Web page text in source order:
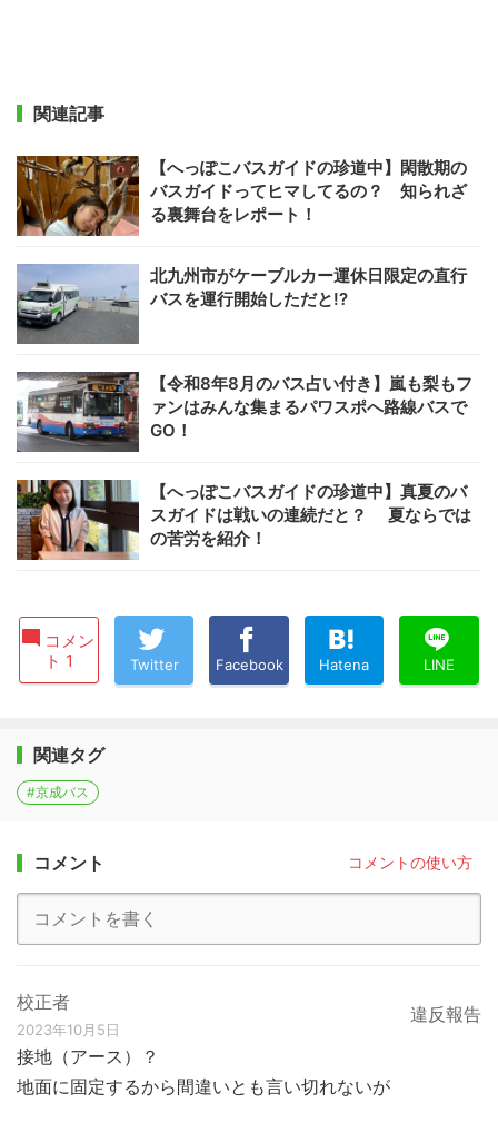
関連記事
【へっぽこバスガイドの珍道中】閑散期の
バスガイドってヒマしてるの？ 知られざ
る裏舞台をレポート！
北九州市がケーブルカー運休日限定の直行
バスを運行開始しただと!?
【令和8年8月のバス占い付き】嵐も梨もフ
ァンはみんな集まるパワスポへ路線バスで
GO！
【へっぽこバスガイドの珍道中】真夏のバ
スガイドは戦いの連続だと？ 夏ならでは
の苦労を紹介！
コメン
ト 1
Twitter Facebook Hatena LINE
関連タグ
#京成バス
コメント コメントの使い方
校正者
2023年10月5日
違反報告
接地（アース）？
地面に固定するから間違いとも言い切れないが